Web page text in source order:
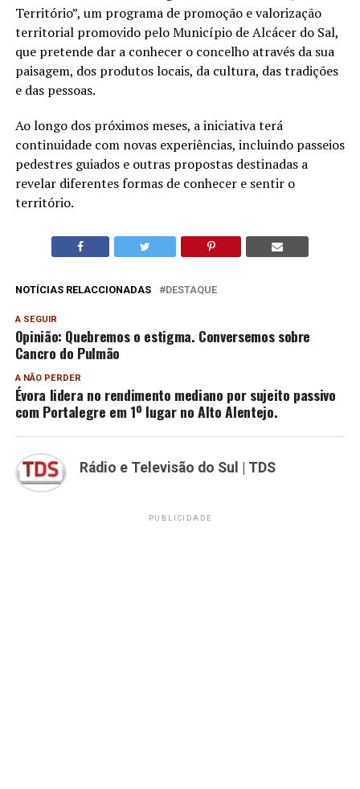
Território”, um programa de promoção e valorização
territorial promovido pelo Município de Alcácer do Sal,
que pretende dar a conhecer o concelho através da sua
paisagem, dos produtos locais, da cultura, das tradições
e das pessoas.
Ao longo dos próximos meses, a iniciativa terá
continuidade com novas experiências, incluindo passeios
pedestres guiados e outras propostas destinadas a
revelar diferentes formas de conhecer e sentir o
território.
NOTÍCIAS RELACCIONADAS DESTAQUE
A SEGUIR
Opinião: Quebremos o estigma. Conversemos sobre
Cancro do Pulmão
A NÃO PERDER
Évora lidera no rendimento mediano por sujeito passivo
com Portalegre em 1º lugar no Alto Alentejo.
Rádio e Televisão do Sul | TDS
PUBLICIDADE